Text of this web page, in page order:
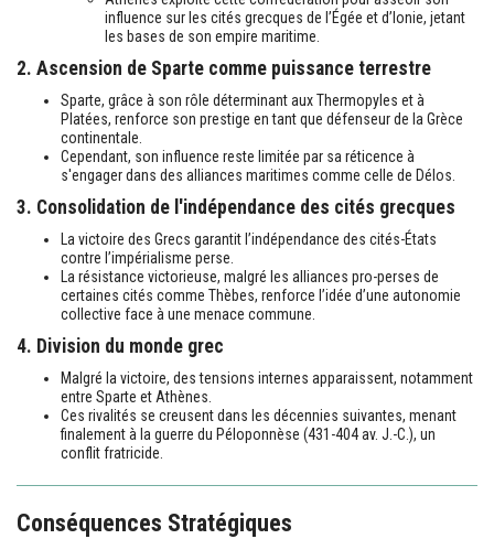
influence sur les cités grecques de l’Égée et d’Ionie, jetant
les bases de son empire maritime.
2. Ascension de Sparte comme puissance terrestre
Sparte, grâce à son rôle déterminant aux Thermopyles et à
Platées, renforce son prestige en tant que défenseur de la Grèce
continentale.
Cependant, son influence reste limitée par sa réticence à
s'engager dans des alliances maritimes comme celle de Délos.
3. Consolidation de l'indépendance des cités grecques
La victoire des Grecs garantit l’indépendance des cités-États
contre l’impérialisme perse.
La résistance victorieuse, malgré les alliances pro-perses de
certaines cités comme Thèbes, renforce l’idée d’une autonomie
collective face à une menace commune.
4. Division du monde grec
Malgré la victoire, des tensions internes apparaissent, notamment
entre Sparte et Athènes.
Ces rivalités se creusent dans les décennies suivantes, menant
finalement à la guerre du Péloponnèse (431-404 av. J.-C.), un
conflit fratricide.
Conséquences Stratégiques